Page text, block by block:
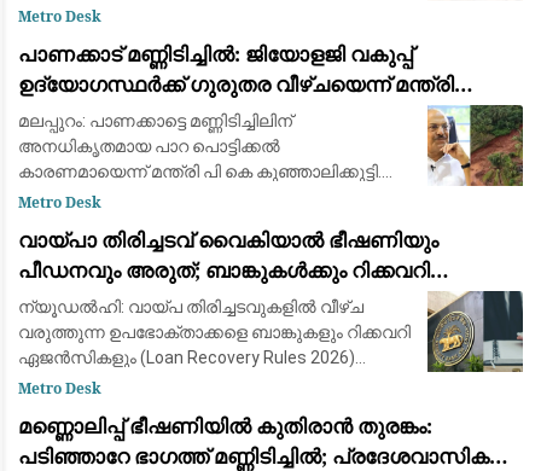
റദ്ദാക്കി. തെരഞ്ഞെടുപ്പ് കമ്മീഷന് മുന്നിലുള്ള
റദ്ദാക്കിയതെ
Metro Desk
പാണക്കാട് മണ്ണിടിച്ചിൽ: ജിയോളജി വകുപ്പ്
ഉദ്യോഗസ്ഥർക്ക് ഗുരുതര വീഴ്ചയെന്ന് മന്ത്രി
പി.കെ. കുഞ്ഞാലിക്കുട്ടി; കർശന നടപടിയുണ്ടാകും
മലപ്പുറം: പാണക്കാട്ടെ മണ്ണിടിച്ചിലിന്
അനധികൃതമായ പാറ പൊട്ടിക്കൽ
കാരണമായെന്ന് മന്ത്രി പി കെ കുഞ്ഞാലിക്കുട്ടി.
മണ്ണ് മാറ്റാൻ മാത്രമാണ് മുൻസിപ്പാലിറ്റി അനുമതി
പൊട്ടിച്ച
Metro Desk
വായ്പാ തിരിച്ചടവ് വൈകിയാൽ ഭീഷണിയും
പീഡനവും അരുത്; ബാങ്കുകൾക്കും റിക്കവറി
ഏജൻസികൾക്കും കർശന നിയന്ത്രണങ്ങളുമായി
ആർ.ബി.ഐ
ന്യൂഡൽഹി: വായ്പ തിരിച്ചടവുകളിൽ വീഴ്ച
വരുത്തുന്ന ഉപഭോക്താക്കളെ ബാങ്കുകളും റിക്കവറി
ഏജൻസികളും (Loan Recovery Rules 2026)
മാനസികമായി പീഡിപ്പിക്കുന്നതും
മാർഗ്ഗനിർദ്
Metro Desk
മണ്ണൊലിപ്പ് ഭീഷണിയിൽ കുതിരാൻ തുരങ്കം:
പടിഞ്ഞാറേ ഭാഗത്ത് മണ്ണിടിച്ചിൽ; പ്രദേശവാസികളും